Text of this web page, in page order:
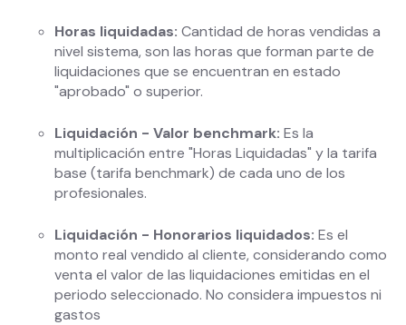
Horas liquidadas: Cantidad de horas vendidas a
nivel sistema, son las horas que forman parte de
liquidaciones que se encuentran en estado
"aprobado" o superior.
Liquidación - Valor benchmark: Es la
multiplicación entre "Horas Liquidadas" y la tarifa
base (tarifa benchmark) de cada uno de los
profesionales.
Liquidación - Honorarios liquidados: Es el
monto real vendido al cliente, considerando como
venta el valor de las liquidaciones emitidas en el
periodo seleccionado. No considera impuestos ni
gastos